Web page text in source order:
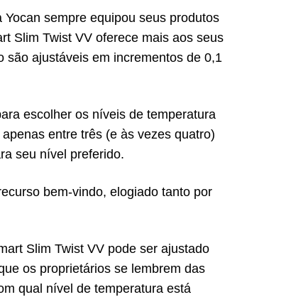
sempre equipou seus produtos
Slim Twist VV oferece mais aos seus
são ajustáveis ​​em incrementos de 0,1
escolher os níveis de temperatura
entre três (e às vezes quatro)
seu nível preferido.
bem-vindo, elogiado tanto por
Slim Twist VV pode ser ajustado
os proprietários se lembrem das
qual nível de temperatura está